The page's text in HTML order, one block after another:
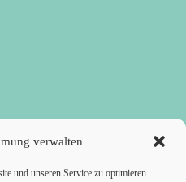
verwalten
und unseren Service zu optimieren.